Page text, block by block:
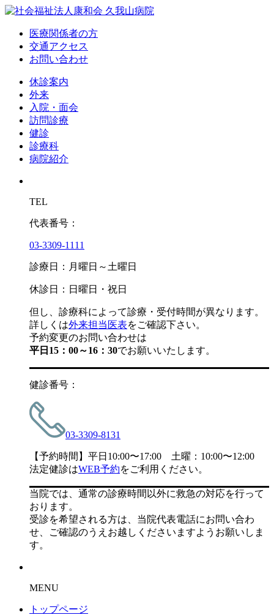
医療関係者の方
交通アクセス
お問い合わせ
休診案内
外来
入院・面会
訪問診療
健診
診療科
病院紹介
TEL
代表番号：
03-3309-1111
診療日：月曜日～土曜日
休診日：日曜日・祝日
但し、診療科によって診療・受付時間が異なります。
詳しくは外来担当医表をご確認下さい。
予約変更のお問い合わせは
平日15：00～16：30でお願いいたします。
健診番号：
03-3309-8131
【予約時間】平日10:00〜17:00 土曜：10:00〜12:00
法定健診はWEB予約をご利用ください。
当院では、通常の診療時間以外に救急の対応を行って
おります。
受診を希望される方は、当院代表電話にお問い合わ
せ、ご確認のうえお越しくださいますようお願いしま
す。
MENU
トップページ